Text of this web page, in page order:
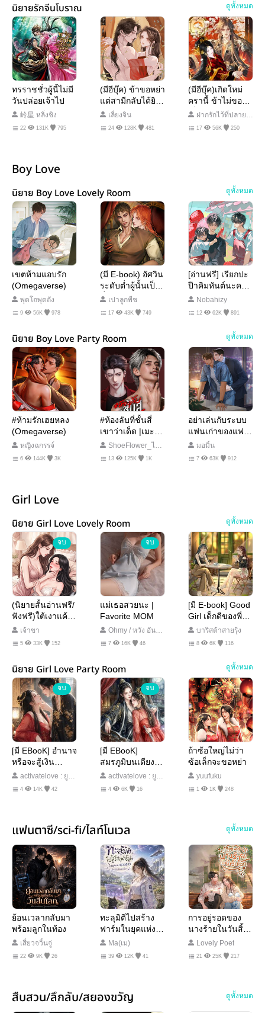
นิยายรักจีนโบราณ ดูทั้งหมด
ทรราชชั่วผู้นี้ไม่มี
วันปล่อยเจ้าไป
岭星 หลิ่งชิง
22 131K 795
(มีอีบุ๊ค) ข้าขอหย่า
แต่สามีกลับได้ยิน
เสียงในใจ (อ่าน
ฟรีจนจบ)
เลี่ยงจิน
24 128K 481
(มีอีบุ๊ค)เกิดใหม่
ครานี้ ข้าไม่ขอ
เป็นฮูหยินผู้แสนดี
อีกต่อไป
ฝากรักไว้ที่ปลาย
ฟ้า17 56K 250
Boy Love
นิยาย Boy Love Lovely Room ดูทั้งหมด
เขตห้ามแอบรัก
(Omegaverse)
พุดโถพุดถัง
9 56K 978
(มี E-book) อัศวิน
ระดับต่ำผู้นั้นเป็น
ที่โปรดปรานของ
ราชามังกร
เปาลูกพีช
17 43K 749
[อ่านฟรี] เรียกปะ
ป๊าคิมหันต์นะครับ
วินเทอร์ |
Omegaverse
Nobahizy
12 62K 891
นิยาย Boy Love Party Room ดูทั้งหมด
#ห้ามรักเฮยหลง
(Omegaverse)
หญิงฉกรรจ์
6 144K 3K
#ห้องลับที่ชั้นสี่
เขาว่าเด็ด |เมะ
ชนชายแท้|
𝙇𝙤𝙫𝙚𝙇𝙤𝙧𝙙 𝙏𝙝𝙚
ShoeFlower_ไรท์
โบ 13 125K 1K
อย่าเล่นกับระบบ
แฟนเก่าของแฟน
ใหม่ | รุกxรุก
มอมิ้น
7 63K 912
Girl Love
นิยาย Girl Love Lovely Room ดูทั้งหมด
จบ
(นิยายสั้นอ่านฟรี/
ฟังฟรี)ใต้เงาแค้น
ท่านประธาน
เจ้าขา
5 33K 152
จบ
แม่เธอสวยนะ |
Favorite MOM
Ohmy / หวัง อัน
เล่อ7 16K 46
[มี E-book] Good
Girl เด็กดีของพี่
พายบาริสต้าสายรุ้ง
8 6K 116
นิยาย Girl Love Party Room ดูทั้งหมด
จบ
[มี EBooK] อำนาจ
หรือจะสู้เงิน
ตรา…ยอมพลีกา
ยาให้แม่ค้าเถื่อน
activatelove : ยูริ
ล้วน ๆ
4 14K 42
จบ
[มี EBooK]
สมรภูมิบนเตียง
นอนของแม่ทัพไร้
activatelove : ยูริ
ล้วน ๆ
4 6K 16
ถ้าซ้อใหญ่ไม่ว่า
ซ้อเล็กจะขอหย่า
yuufuku
1 1K 248
แฟนตาซี/sci-fi/ไลท์โนเวล ดูทั้งหมด
ย้อนเวลากลับมา
พร้อมลูกในท้อง
เสี่ยวจวิ้นจู่
22 9K 26
ทะลุมิติไปสร้าง
ฟาร์มในยุคแห่ง
อวกาศกับระบบ
แมวน้อย
Ma(เม)
39 12K 41
การอยู่รอดของ
นางร้ายในวันสิ้น
โลกLovely Poet
21 25K 217
สืบสวน/ลึกลับ/สยองขวัญ ดูทั้งหมด